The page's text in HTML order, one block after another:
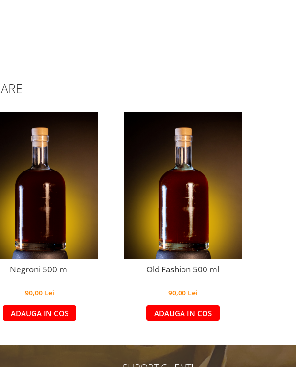
Negroni 500 ml
90,00 Lei
ADAUGA IN COS
Old Fashion 500 ml
90,00 Lei
ADAUGA IN COS